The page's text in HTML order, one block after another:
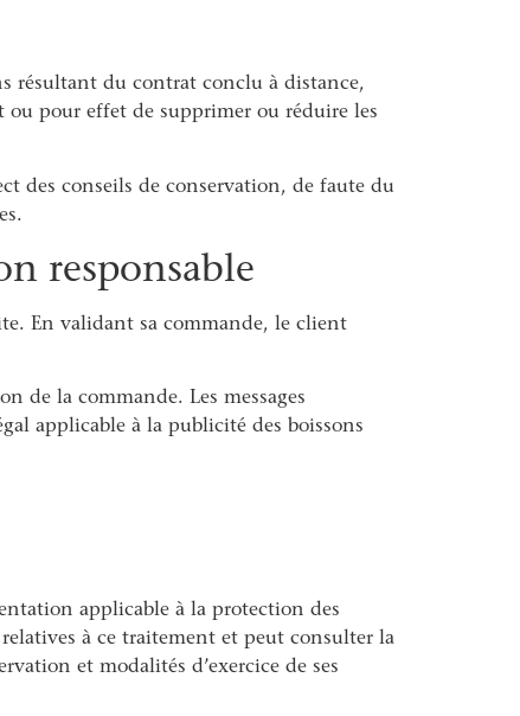
résultant du contrat conclu à distance,
ou pour effet de supprimer ou réduire les
des conseils de conservation, de faute du
responsable
En validant sa commande, le client
de la commande. Les messages
applicable à la publicité des boissons
applicable à la protection des
à ce traitement et peut consulter la
et modalités d’exercice de ses